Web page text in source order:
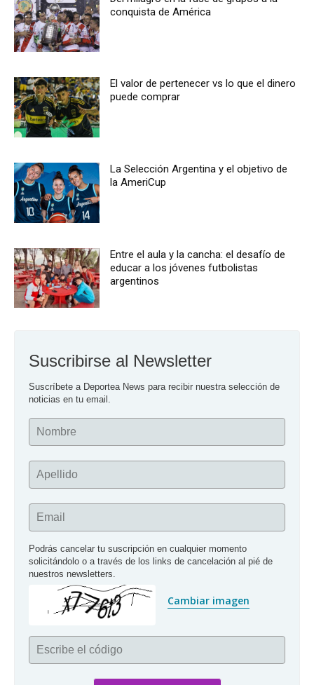
conquista de América
El valor de pertenecer vs lo que el dinero
puede comprar
La Selección Argentina y el objetivo de
la AmeriCup
Entre el aula y la cancha: el desafío de
educar a los jóvenes futbolistas
argentinos
Suscribirse al Newsletter
Suscríbete a Deportea News para recibir nuestra selección de
noticias en tu email.
Nombre
Apellido
Email
Podrás cancelar tu suscripción en cualquier momento
solicitándolo o a través de los links de cancelación al pié de
nuestros newsletters.
Cambiar imagen
Escribe el código